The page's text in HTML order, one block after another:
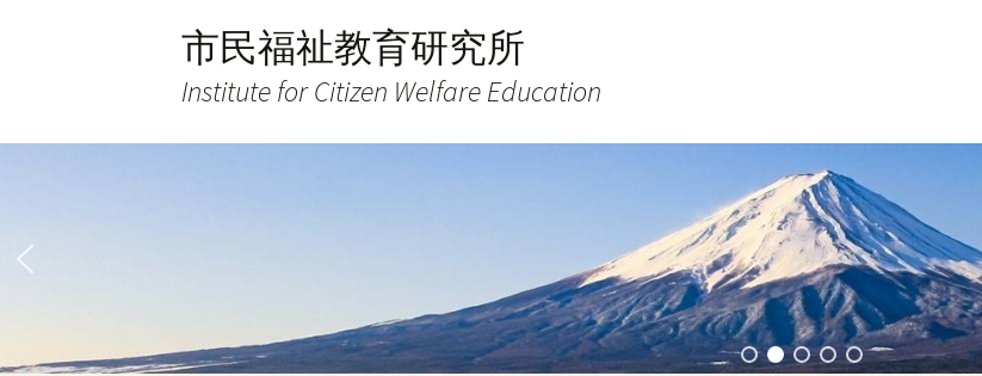
市民福祉教育研究所
Institute for Citizen Welfare Education